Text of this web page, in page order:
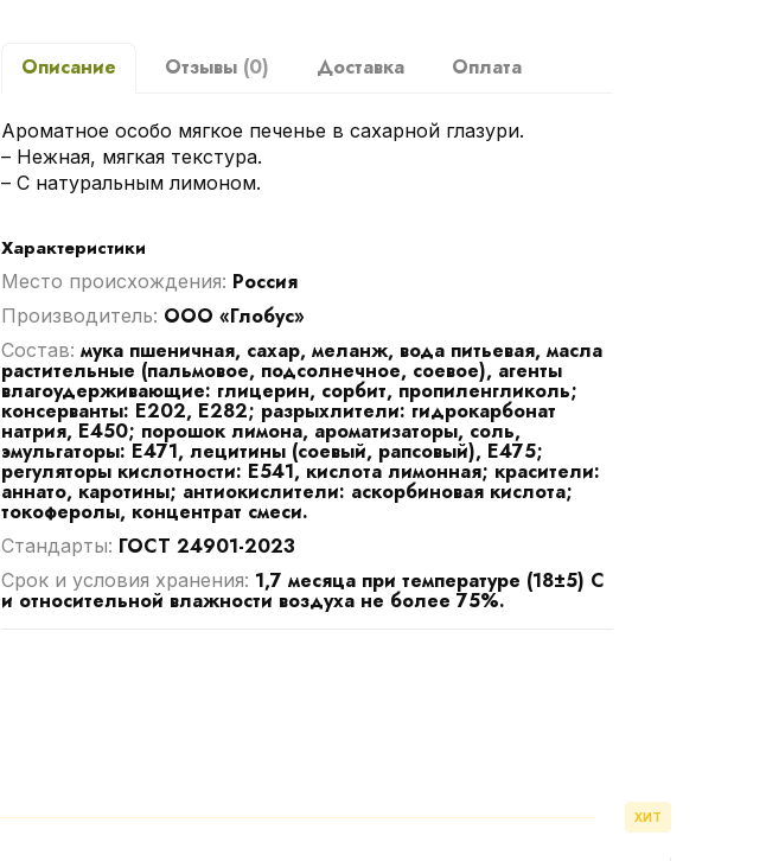
Описание Отзывы (0) Доставка Оплата
Ароматное особо мягкое печенье в сахарной глазури.
– Нежная, мягкая текстура.
– С натуральным лимоном.
Характеристики
Место происхождения: Россия
Производитель: ООО «Глобус»
Cостав: мука пшеничная, сахар, меланж, вода питьевая, масла
растительные (пальмовое, подсолнечное, соевое), агенты
влагоудерживающие: глицерин, сорбит, пропиленгликоль;
консерванты: Е202, Е282; разрыхлители: гидрокарбонат
натрия, Е450; порошок лимона, ароматизаторы, соль,
эмульгаторы: Е471, лецитины (соевый, рапсовый), Е475;
регуляторы кислотности: Е541, кислота лимонная; красители:
аннато, каротины; антиокислители: аскорбиновая кислота;
токоферолы, концентрат смеси.
Стандарты: ГОСТ 24901-2023
Срок и условия хранения: 1,7 месяца при температуре (18±5) С
и относительной влажности воздуха не более 75%.
ХИТ